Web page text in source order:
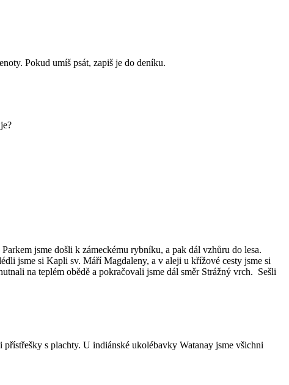
Pokud umíš psát, zapiš je do deníku.
jsme došli k zámeckému rybníku, a pak dál vzhůru do lesa.
jsme si Kapli sv. Máří Magdaleny, a v aleji u křížové cesty jsme si
na teplém obědě a pokračovali jsme dál směr Strážný vrch. Sešli
s plachty. U indiánské ukolébavky Watanay jsme všichni